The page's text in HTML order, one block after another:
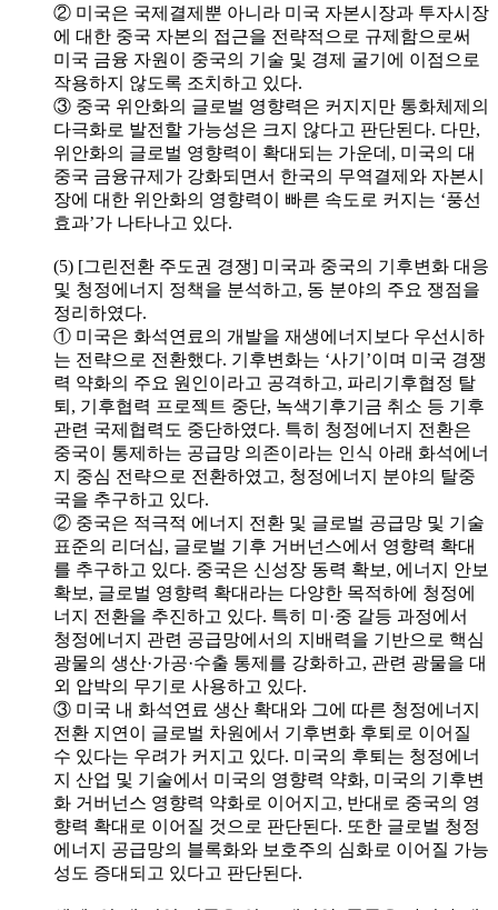
② 미국은 국제결제뿐 아니라 미국 자본시장과 투자시장
에 대한 중국 자본의 접근을 전략적으로 규제함으로써
미국 금융 자원이 중국의 기술 및 경제 굴기에 이점으로
작용하지 않도록 조치하고 있다.
③ 중국 위안화의 글로벌 영향력은 커지지만 통화체제의
다극화로 발전할 가능성은 크지 않다고 판단된다. 다만,
위안화의 글로벌 영향력이 확대되는 가운데, 미국의 대
중국 금융규제가 강화되면서 한국의 무역결제와 자본시
장에 대한 위안화의 영향력이 빠른 속도로 커지는 ‘풍선
효과’가 나타나고 있다.
(5) [그린전환 주도권 경쟁] 미국과 중국의 기후변화 대응
및 청정에너지 정책을 분석하고, 동 분야의 주요 쟁점을
정리하였다.
① 미국은 화석연료의 개발을 재생에너지보다 우선시하
는 전략으로 전환했다. 기후변화는 ‘사기’이며 미국 경쟁
력 약화의 주요 원인이라고 공격하고, 파리기후협정 탈
퇴, 기후협력 프로젝트 중단, 녹색기후기금 취소 등 기후
관련 국제협력도 중단하였다. 특히 청정에너지 전환은
중국이 통제하는 공급망 의존이라는 인식 아래 화석에너
지 중심 전략으로 전환하였고, 청정에너지 분야의 탈중
국을 추구하고 있다.
② 중국은 적극적 에너지 전환 및 글로벌 공급망 및 기술
표준의 리더십, 글로벌 기후 거버넌스에서 영향력 확대
를 추구하고 있다. 중국은 신성장 동력 확보, 에너지 안보
확보, 글로벌 영향력 확대라는 다양한 목적하에 청정에
너지 전환을 추진하고 있다. 특히 미·중 갈등 과정에서
청정에너지 관련 공급망에서의 지배력을 기반으로 핵심
광물의 생산·가공·수출 통제를 강화하고, 관련 광물을 대
외 압박의 무기로 사용하고 있다.
③ 미국 내 화석연료 생산 확대와 그에 따른 청정에너지
전환 지연이 글로벌 차원에서 기후변화 후퇴로 이어질
수 있다는 우려가 커지고 있다. 미국의 후퇴는 청정에너
지 산업 및 기술에서 미국의 영향력 약화, 미국의 기후변
화 거버넌스 영향력 약화로 이어지고, 반대로 중국의 영
향력 확대로 이어질 것으로 판단된다. 또한 글로벌 청정
에너지 공급망의 블록화와 보호주의 심화로 이어질 가능
성도 증대되고 있다고 판단된다.